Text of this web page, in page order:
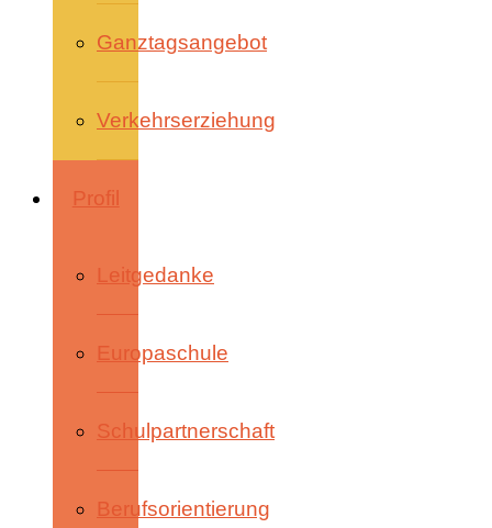
Ganztagsangebot
Verkehrserziehung
Profil
Leitgedanke
Europaschule
Schulpartnerschaft
Berufsorientierung